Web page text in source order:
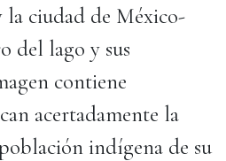
la ciudad de México-
del lago y sus
contiene
acertadamente la
indígena de su